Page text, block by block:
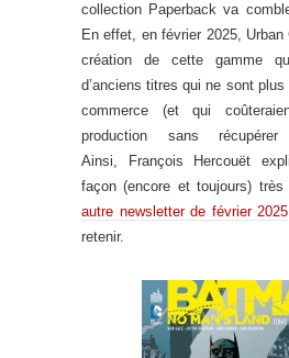
collection Paperback va
En effet, en février 2025,
création de cette gamme
d’anciens titres qui ne sont
commerce (et qui
production sans récupérer
Ainsi, François Hercouët
façon (encore et toujours) très
autre newsletter de février 2025
retenir.